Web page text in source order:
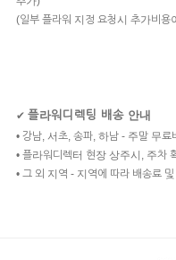
(일부 플라워 지정 요청시 추가비용
✔ 플라워디렉팅 배송 안내
• 강남, 서초, 송파, 하남 - 주말 무료
• 플라워디렉터 현장 상주시, 주차
• 그 외 지역 - 지역에 따라 배송료 및